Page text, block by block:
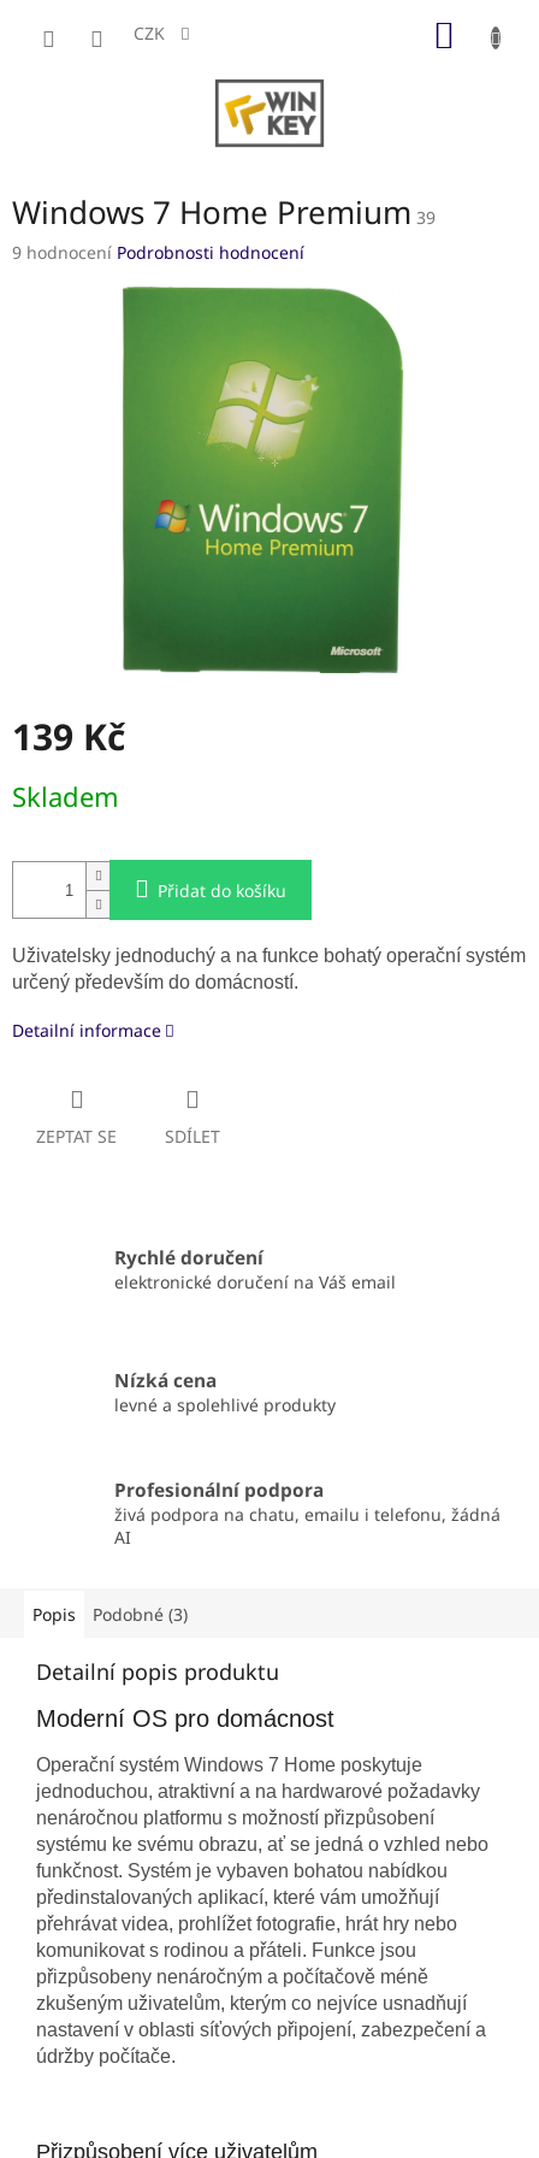
CZK
Windows 7 Home Premium 39
Průměrné
9 hodnocení Podrobnosti hodnocení
139 Kč
cena:
Skladem
Přidat do košíku
Uživatelsky jednoduchý a na funkce bohatý operační systém
určený především do domácností.
Detailní informace
ZEPTAT SE SDÍLET
Rychlé doručení
elektronické doručení na Váš email
Nízká cena
levné a spolehlivé produkty
Profesionální podpora
živá podpora na chatu, emailu i telefonu, žádná
AI
Popis Podobné (3)
Detailní popis produktu
Moderní OS pro domácnost
Operační systém Windows 7 Home poskytuje
jednoduchou, atraktivní a na hardwarové požadavky
nenáročnou platformu s možností přizpůsobení
systému ke svému obrazu, ať se jedná o vzhled nebo
funkčnost. Systém je vybaven bohatou nabídkou
předinstalovaných aplikací, které vám umožňují
přehrávat videa, prohlížet fotografie, hrát hry nebo
komunikovat s rodinou a přáteli. Funkce jsou
přizpůsobeny nenáročným a počítačově méně
zkušeným uživatelům, kterým co nejvíce usnadňují
nastavení v oblasti síťových připojení, zabezpečení a
údržby počítače.
Přizpůsobení více uživatelům